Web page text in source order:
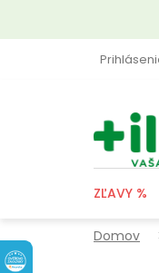
obsah
ZĽAVY %
Domov